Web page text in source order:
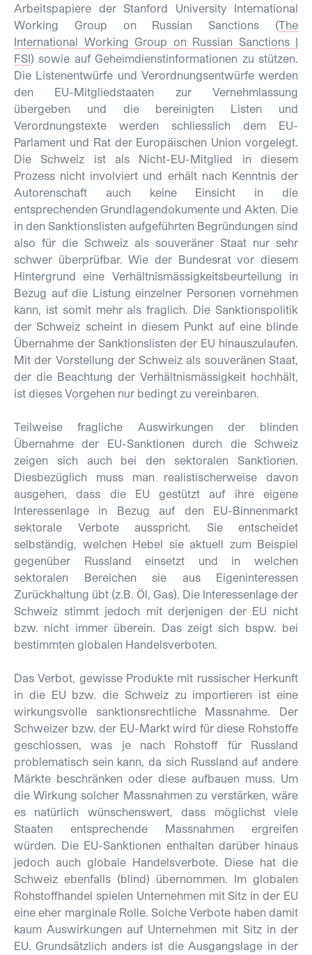
Arbeitspapiere der Stanford University International
Working Group on Russian Sanctions (The
International Working Group on Russian Sanctions |
FSI) sowie auf Geheimdienstinformationen zu stützen.
Die Listenentwürfe und Verordnungsentwürfe werden
den EU-Mitgliedstaaten zur Vernehmlassung
übergeben und die bereinigten Listen und
Verordnungstexte werden schliesslich dem EU-
Parlament und Rat der Europäischen Union vorgelegt.
Die Schweiz ist als Nicht-EU-Mitglied in diesem
Prozess nicht involviert und erhält nach Kenntnis der
Autorenschaft auch keine Einsicht in die
entsprechenden Grundlagendokumente und Akten. Die
in den Sanktionslisten aufgeführten Begründungen sind
also für die Schweiz als souveräner Staat nur sehr
schwer überprüfbar. Wie der Bundesrat vor diesem
Hintergrund eine Verhältnismässigkeitsbeurteilung in
Bezug auf die Listung einzelner Personen vornehmen
kann, ist somit mehr als fraglich. Die Sanktionspolitik
der Schweiz scheint in diesem Punkt auf eine blinde
Übernahme der Sanktionslisten der EU hinauszulaufen.
Mit der Vorstellung der Schweiz als souveränen Staat,
der die Beachtung der Verhältnismässigkeit hochhält,
ist dieses Vorgehen nur bedingt zu vereinbaren.
Teilweise fragliche Auswirkungen der blinden
Übernahme der EU-Sanktionen durch die Schweiz
zeigen sich auch bei den sektoralen Sanktionen.
Diesbezüglich muss man realistischerweise davon
ausgehen, dass die EU gestützt auf ihre eigene
Interessenlage in Bezug auf den EU-Binnenmarkt
sektorale Verbote ausspricht. Sie entscheidet
selbständig, welchen Hebel sie aktuell zum Beispiel
gegenüber Russland einsetzt und in welchen
sektoralen Bereichen sie aus Eigeninteressen
Zurückhaltung übt (z.B. Öl, Gas). Die Interessenlage der
Schweiz stimmt jedoch mit derjenigen der EU nicht
bzw. nicht immer überein. Das zeigt sich bspw. bei
bestimmten globalen Handelsverboten.
Das Verbot, gewisse Produkte mit russischer Herkunft
in die EU bzw. die Schweiz zu importieren ist eine
wirkungsvolle sanktionsrechtliche Massnahme. Der
Schweizer bzw. der EU-Markt wird für diese Rohstoffe
geschlossen, was je nach Rohstoff für Russland
problematisch sein kann, da sich Russland auf andere
Märkte beschränken oder diese aufbauen muss. Um
die Wirkung solcher Massnahmen zu verstärken, wäre
es natürlich wünschenswert, dass möglichst viele
Staaten entsprechende Massnahmen ergreifen
würden. Die EU-Sanktionen enthalten darüber hinaus
jedoch auch globale Handelsverbote. Diese hat die
Schweiz ebenfalls (blind) übernommen. Im globalen
Rohstoffhandel spielen Unternehmen mit Sitz in der EU
eine eher marginale Rolle. Solche Verbote haben damit
kaum Auswirkungen auf Unternehmen mit Sitz in der
EU. Grundsätzlich anders ist die Ausgangslage in der